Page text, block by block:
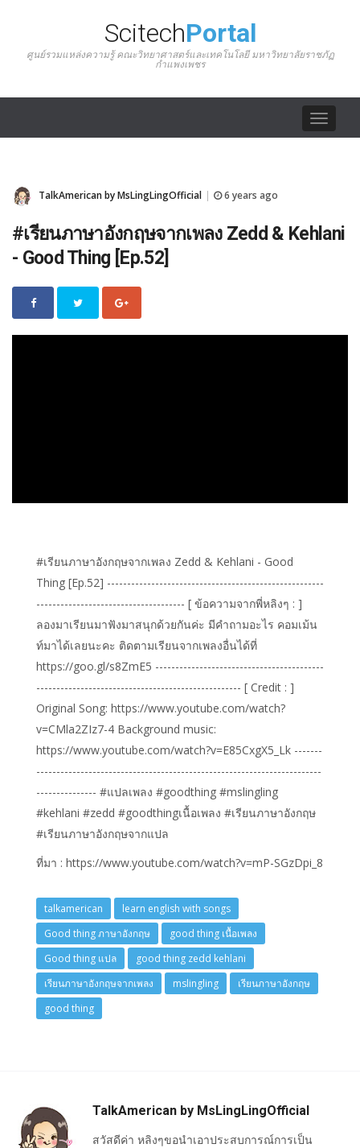
ScitechPortal
ศูนย์รวมแหล่งความรู้ คณะวิทยาศาสตร์และเทคโนโลยี มหาวิทยาลัยราชภัฏ
กำแพงเพชร
Toggle
TalkAmerican by MsLingLingOfficial 6 years ago
#เรียนภาษาอังกฤษจากเพลง Zedd & Kehlani
- Good Thing [Ep.52]
#เรียนภาษาอังกฤษจากเพลง Zedd & Kehlani - Good
Thing [Ep.52] ------------------------------------------------------
------------------------------------- [ ข้อความจากพี่หลิงๆ : ]
ลองมาเรียนมาฟังมาสนุกด้วยกันค่ะ มีคำถามอะไร คอมเม้น
ท์มาได้เลยนะคะ ติดตามเรียนจากเพลงอื่นได้ที่
https://goo.gl/s8ZmE5 ------------------------------------------
--------------------------------------------------- [ Credit : ]
Original Song: https://www.youtube.com/watch?
v=CMla2ZIz7-4 Background music:
https://www.youtube.com/watch?v=E85CxgX5_Lk -------
-----------------------------------------------------------------------
--------------- #แปลเพลง #goodthing #mslingling
#kehlani #zedd #goodthingเนื้อเพลง #เรียนภาษาอังกฤษ
#เรียนภาษาอังกฤษจากแปล
ที่มา : https://www.youtube.com/watch?v=mP-SGzDpi_8
talkamerican
learn english with songs
Good thing ภาษาอังกฤษ
good thing เนื้อเพลง
Good thing แปล
good thing zedd kehlani
เรียนภาษาอังกฤษจากเพลง
mslingling
เรียนภาษาอังกฤษ
good thing
TalkAmerican by MsLingLingOfficial
สวัสดีค่า หลิงๆขอนำเอาประสบการณ์การเป็น